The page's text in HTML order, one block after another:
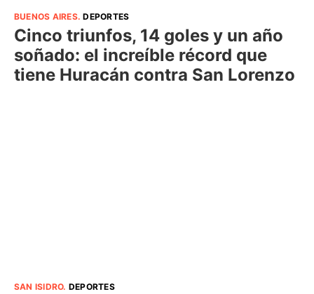
BUENOS AIRES.DEPORTES
Cinco triunfos, 14 goles y un año
soñado: el increíble récord que
tiene Huracán contra San Lorenzo
SAN ISIDRO. DEPORTES